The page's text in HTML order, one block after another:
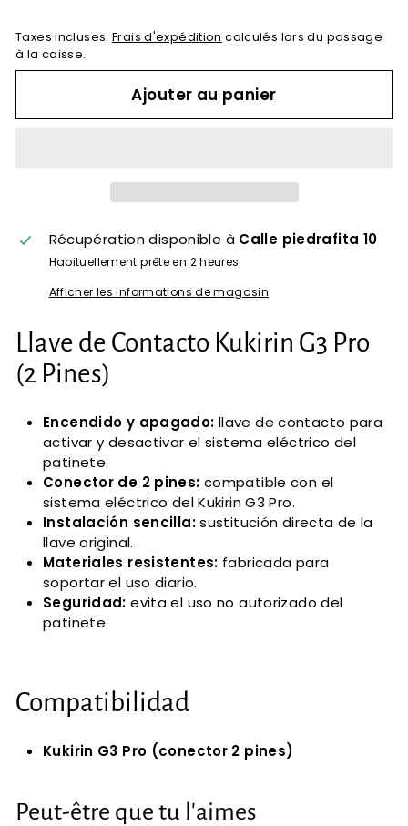
Taxes incluses. Frais d'expédition calculés lors du passage
à la caisse.
Ajouter au panier
Récupération disponible à Calle piedrafita 10
Habituellement prête en 2 heures
Afficher les informations de magasin
Llave de Contacto Kukirin G3 Pro
(2 Pines)
Encendido y apagado: llave de contacto para
activar y desactivar el sistema eléctrico del
patinete.
Conector de 2 pines: compatible con el
sistema eléctrico del Kukirin G3 Pro.
Instalación sencilla:sustitución directa de la
llave original.
Materiales resistentes: fabricada para
soportar el uso diario.
Seguridad: evita el uso no autorizado del
patinete.
Compatibilidad
Kukirin G3 Pro (conector 2 pines)
Peut-être que tu l'aimes